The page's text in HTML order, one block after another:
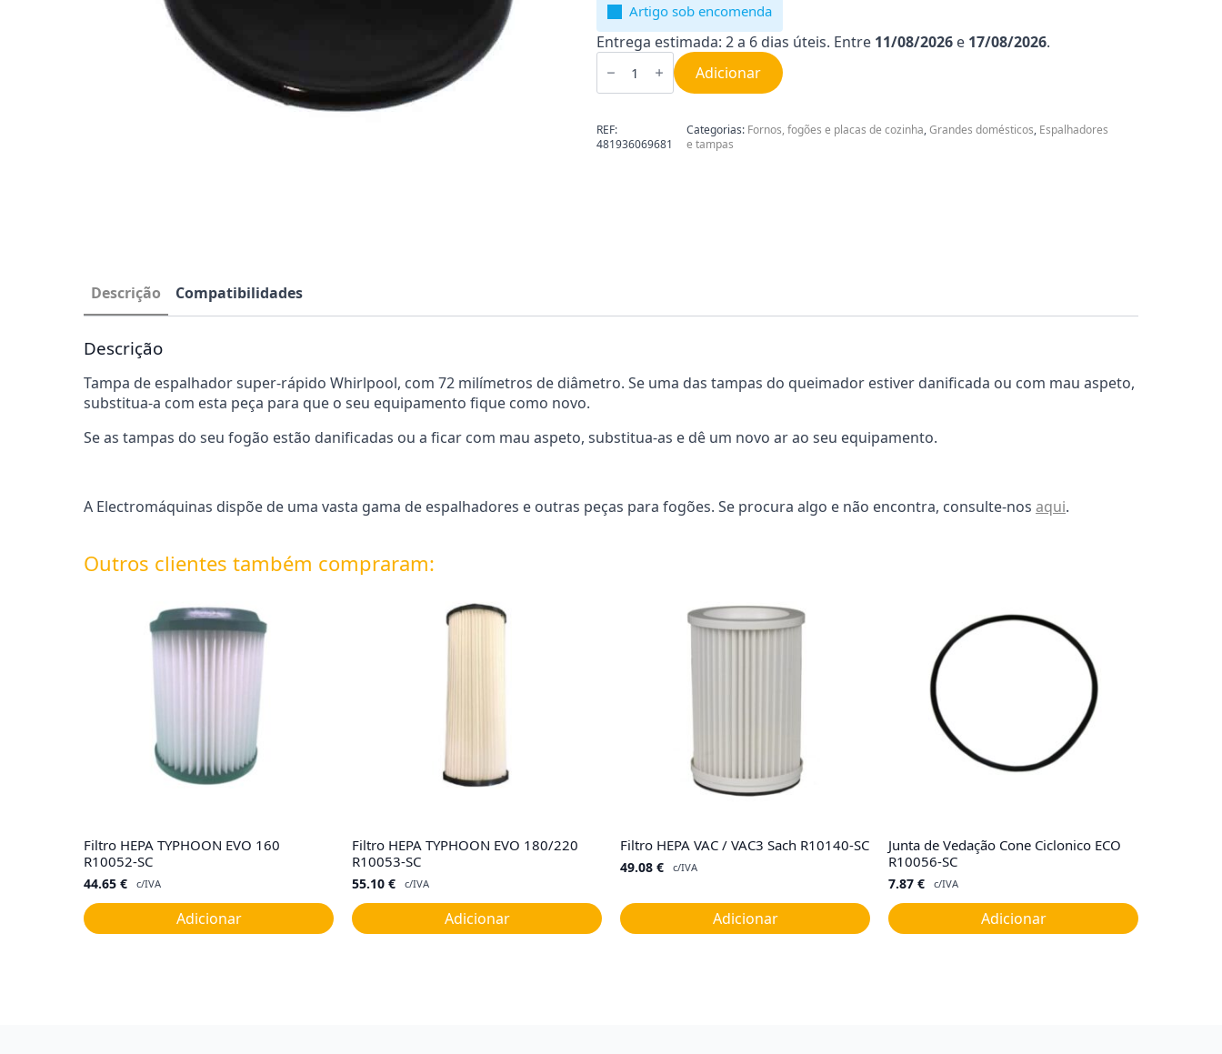
Artigo sob encomenda
Entrega estimada: 2 a 6 dias úteis. Entre 11/08/2026 e 17/08/2026.
Quantidade
de
de
72
mm
481936069681
Adicionar
REF:
481936069681
Categorias: Fornos, fogões e placas de cozinha,Grandes domésticos, Espalhadores
e tampas
Descrição Compatibilidades
Descrição
Tampa de espalhador super-rápido Whirlpool, com 72 milímetros de diâmetro. Se uma das tampas do queimador estiver danificada ou com mau aspeto,
substitua-a com esta peça para que o seu equipamento fique como novo.
Se as tampas do seu fogão estão danificadas ou a ficar com mau aspeto, substitua-as e dê um novo ar ao seu equipamento.
A Electromáquinas dispõe de uma vasta gama de espalhadores e outras peças para fogões. Se procura algo e não encontra, consulte-nos aqui.
Outros clientes também compraram:
Filtro HEPA TYPHOON EVO 160
R10052-SC
44.65 € c/IVA
Adicionar
Filtro HEPA TYPHOON EVO 180/220
R10053-SC
55.10 € c/IVA
Adicionar
Filtro HEPA VAC / VAC3 Sach R10140-SC
49.08 € c/IVA
Adicionar
Junta de Vedação Cone Ciclonico ECO
R10056-SC
7.87 € c/IVA
Adicionar